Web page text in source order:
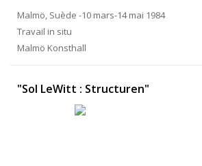
Malmö, Suède -10 mars-14 mai 1984
Travail in situ
Malmö Konsthall
"Sol LeWitt : Structuren"